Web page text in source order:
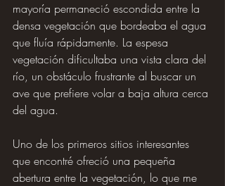
mayoría permaneció escondida entre la
densa vegetación que bordeaba el agua
que fluía rápidamente. La espesa
vegetación dificultaba una vista clara del
río, un obstáculo frustrante al buscar un
ave que prefiere volar a baja altura cerca
del agua.
Uno de los primeros sitios interesantes
que encontré ofreció una pequeña
abertura entre la vegetación, lo que me